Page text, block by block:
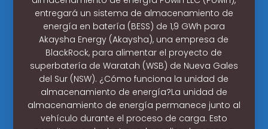
entregará un sistema de almacenamiento de
energía en batería (BESS) de 1,9 GWh para
Akaysha Energy (Akaysha), una empresa de
BlackRock, para alimentar el proyecto de
superbatería de Waratah (WSB) de Nueva Gales
del Sur (NSW). ¿Cómo funciona la unidad de
almacenamiento de energía?La unidad de
almacenamiento de energía permanece junto al
vehículo durante el proceso de carga. Esto